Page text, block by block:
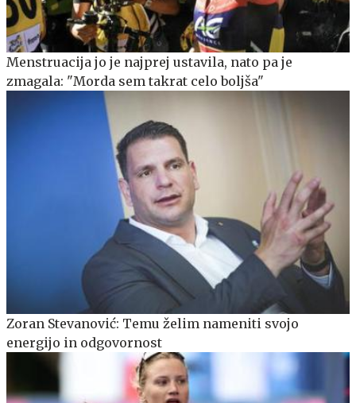
Menstruacija jo je najprej ustavila, nato pa je
zmagala: "Morda sem takrat celo boljša"
Zoran Stevanović: Temu želim nameniti svojo
energijo in odgovornost